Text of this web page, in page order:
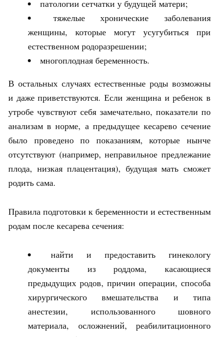
патологии сетчатки у будущей матери;
тяжелые хронические заболевания
женщины, которые могут усугубиться при
естественном родоразрешении;
многоплодная беременность.
В остальных случаях естественные роды возможны
и даже приветствуются. Если женщина и ребенок в
утробе чувствуют себя замечательно, показатели по
анализам в норме, а предыдущее кесарево сечение
было проведено по показаниям, которые нынче
отсутствуют (например, неправильное предлежание
плода, низкая плацентация), будущая мать сможет
родить сама.
Правила подготовки к беременности и естественным
родам после кесарева сечения:
найти и предоставить гинекологу
документы из роддома, касающиеся
предыдущих родов, причин операции, способа
хирургического вмешательства и типа
анестезии, использованного шовного
материала, осложнений, реабилитационного